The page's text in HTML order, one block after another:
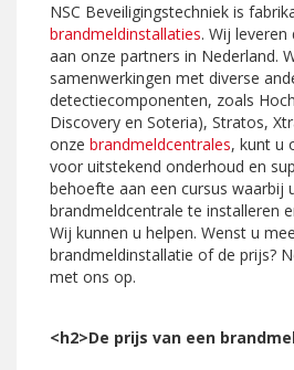
NSC Beveiligingstechniek is
brandmeldinstallaties. Wij
aan onze partners in Nederland.
samenwerkingen met diverse
detectiecomponenten, zoals
Discovery en Soteria), Stratos,
onze brandmeldcentrales, kunt u
voor uitstekend onderhoud en
behoefte aan een cursus waarbij
brandmeldcentrale te installeren
Wij kunnen u helpen. Wenst u
brandmeldinstallatie of de prijs?
met ons op.
<h2>De prijs van een